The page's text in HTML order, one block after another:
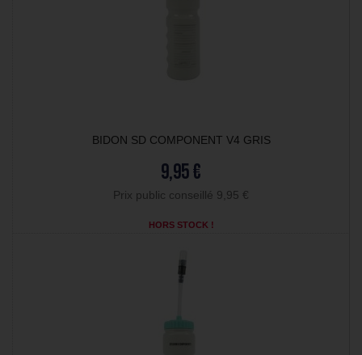
BIDON SD COMPONENT V4 GRIS
9,95 €
Prix public conseillé 9,95 €
HORS STOCK !